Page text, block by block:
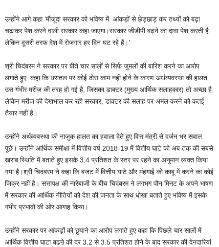
उन्होंने आगे कहा ‘मौजूदा सरकार को भविष्य में आंकड़ों से छेड़छाड़ कर तथ्यों को बढ़ा
चढ़ाकर पेश करने वाली सरकार कहा जाएगा।सरकार जीडीपी बढ़ने का दावा पेश करती है
लेकिन दूसरी तरफ देश में रोजगार हर दिन घट रहे हैं।’
श्री चिदंबरम ने सरकार पर बीते चार सालों से सिर्फ जुमलों की बारिश करने का आरोप
लगाते हुए कहा कि धरातल पर कोई ठोस काम नहीं होने के कारण अर्थव्यवस्था की हालत
उस गंभीर मरीज की तरह हो गई है, जिसका डाक्टर (मुख्य आर्थिक सलाहकार) तो अच्छा है
लेकिन मरीज की देखभाल कर रही सरकार, डाक्टर की सलाह पर अमल करने को कतई
तैयार नहीं है।
उन्होंने अर्थव्यवस्था की नाजुक हालत का हवाला देते हुए वित्त मंत्री से दर्जन भर सवाल
पूछे। उन्होंने आर्थिक समीक्षा में वित्तीय वर्ष 2018-19 में वित्तीय घाटे को अब तक की सबसे
खराब स्थिति में बताते हुए इसके 3.4 प्रतिशत के स्तर पर रहने का अनुमान व्यक्त किया
गया है।श्री चिदंबरम ने कहा कि बजट में वित्तीय घाटे और मंहगाई को काबू में करने का कोई
जिक्र नहीं है। सत्तापक्ष की नारेबाजी के बीच चिदंबरम ने लगभग पौन मिनट के अपने भाषण
में सरकार की आर्थिक नीतियों को देश की जनता के साथ धोखा बताते हुए भविष्य में इसके
गंभीर प्रभावों की ओर आगाह किया।
उन्होंने सरकार पर आंकड़ों को छुपाने का आरोप लगाते हुए कहा कि पिछले चार सालों में
आर्थिक वित्तीय घाटा बढऩे की दर 3.2 से 3.5 प्रतिशत होने के बाद सरकार की देनदारियां